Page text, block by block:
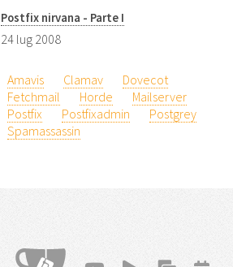
Postfix nirvana - Parte I
24 lug 2008
Amavis Clamav
Dovecot
Fetchmail
Horde
Mailserver
Postfix
Postfixadmin
Postgrey
Spamassassin